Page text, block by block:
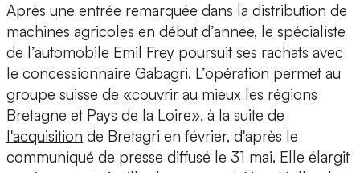
Après une entrée remarquée dans la distribution de
machines agricoles en début d’année, le spécialiste
de l’automobile Emil Frey poursuit ses rachats avec
le concessionnaire Gabagri. L’opération permet au
groupe suisse de «couvrir au mieux les régions
Bretagne et Pays de la Loire», à la suite de
l'acquisition de Bretagri en février, d'après le
communiqué de presse diffusé le 31 mai. Elle élargit